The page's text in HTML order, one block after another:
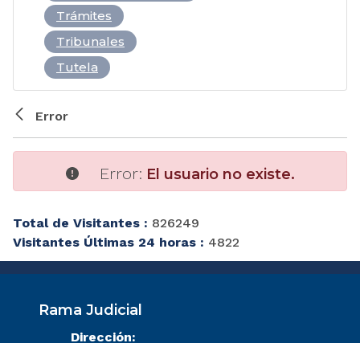
Trámites
Tribunales
Tutela
Error
Error: El usuario no existe.
Total de Visitantes : 826249
Visitantes Últimas 24 horas : 4822
Rama Judicial
Dirección: